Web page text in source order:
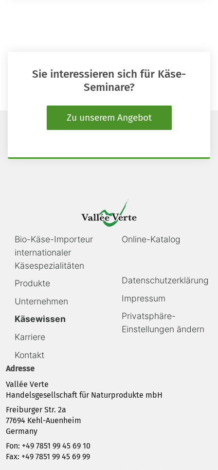
Sie interessieren sich für Käse-
Seminare?
Zu unserem Angebot
Navigation
überspringen
Bio-Käse-Importeur
internationaler
Käsespezialitäten
Produkte
Unternehmen
Käsewissen
Karriere
Kontakt
Navigation
Online-Katalog
Navigation
überspringen
Datenschutzerklärung
Impressum
Privatsphäre-
Einstellungen ändern
Adresse
Vallée Verte
Handelsgesellschaft für Naturprodukte mbH
Freiburger Str. 2a
77694 Kehl-Auenheim
Germany
Fon: +49 7851 99 45 69 10
Fax: +49 7851 99 45 69 99